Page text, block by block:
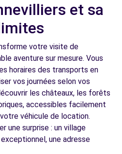
BERTEAUX
- NANTERRE (D)
5.4 km
et sa
votre visite de
aventure sur mesure. Vous
horaires des transports en
vos journées selon vos
les châteaux, les forêts
accessibles facilement
véhicule de location.
une surprise : un village
une adresse